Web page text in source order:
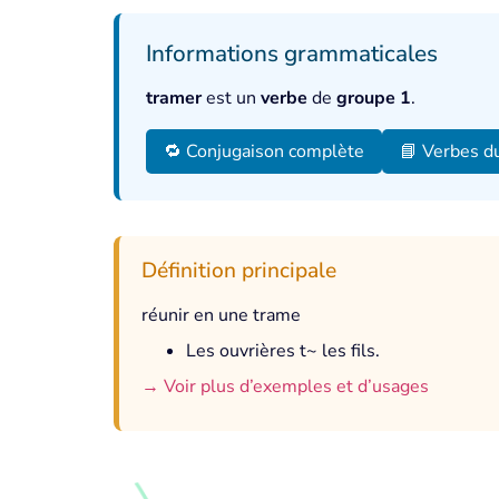
Informations grammaticales
tramerest un verbe de groupe 1.
🔁 Conjugaison complète 📘 Verbes
Définition principale
réunir en une trame
Les ouvrières t~ les fils.
→ Voir plus d’exemples et d’usages